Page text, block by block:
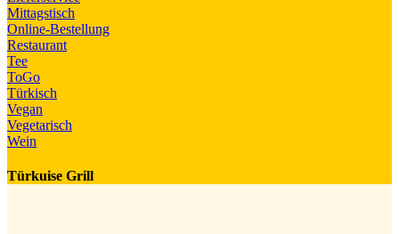
Mittagstisch
Online-Bestellung
Restaurant
Tee
ToGo
Türkisch
Vegan
Vegetarisch
Wein
Türkuise Grill